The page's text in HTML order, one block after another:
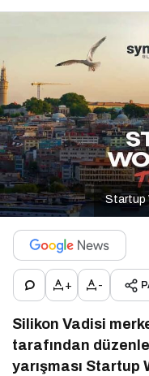
Startup
+ -
Silikon Vadisi
tarafından
yarışması Startup